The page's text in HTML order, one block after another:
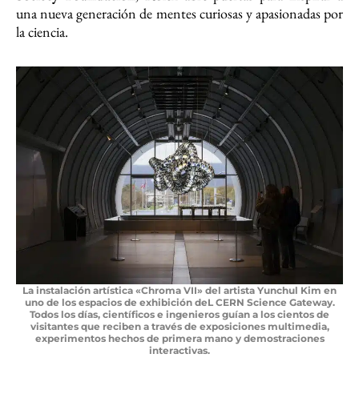
una nueva generación de mentes curiosas y apasionadas por
la ciencia.
La instalación artística «Chroma VII» del artista Yunchul Kim en
uno de los espacios de exhibición deL CERN Science Gateway.
Todos los días, científicos e ingenieros guían a los cientos de
visitantes que reciben a través de exposiciones multimedia,
experimentos hechos de primera mano y demostraciones
interactivas.